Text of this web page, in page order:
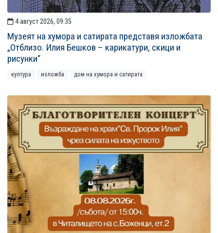
4 август 2026, 09:35
Музеят на хумора и сатирата представя изложбата
„Отблизо. Илия Бешков – карикатури, скици и
рисунки“
култура изложба дом на хумора и сатирата